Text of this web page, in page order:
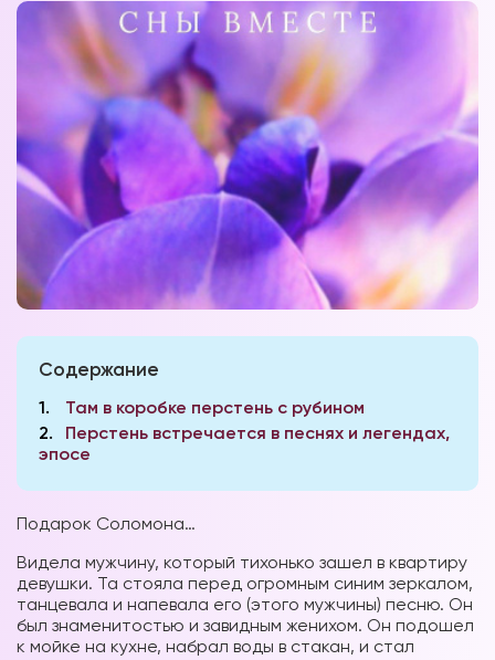
Содержание
1
Там в коробке перстень с рубином
2
Перстень встречается в песнях и легендах,
эпосе
Подарок Соломона…
Видела мужчину, который тихонько зашел в квартиру
девушки. Та стояла перед огромным синим зеркалом,
танцевала и напевала его (этого мужчины) песню. Он
был знаменитостью и завидным женихом. Он подошел
к мойке на кухне, набрал воды в стакан, и стал